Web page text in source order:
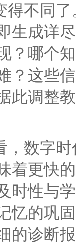
不同了
生成详
？哪个
？这些
此调整
数字时
着更快
时性与
忆的巩
的诊断